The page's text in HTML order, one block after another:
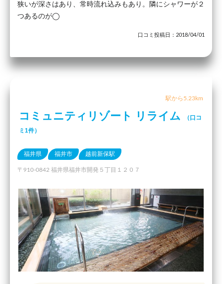
狭いが深さはあり、常時流れ込みもあり。隣にシャワーが２
つあるのが◯
口コミ投稿日：2018/04/01
駅から5.23km
コミュニティリゾート リライム
（口コ
ミ1件）
福井県 福井市 越前新保駅
〒910-0842 福井県福井市開発５丁目１２０７